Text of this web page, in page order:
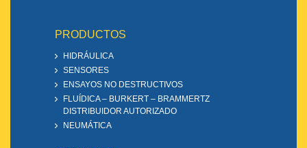
PRODUCTOS
HIDRÁULICA
SENSORES
ENSAYOS NO DESTRUCTIVOS
FLUÍDICA – BURKERT – BRAMMERTZ
DISTRIBUIDOR AUTORIZADO
NEUMÁTICA